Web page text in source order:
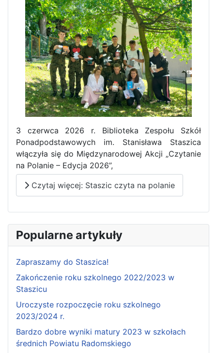
3 czerwca 2026 r. Biblioteka Zespołu Szkół
Ponadpodstawowych im. Stanisława Staszica
włączyła się do Międzynarodowej Akcji „Czytanie
na Polanie – Edycja 2026”,
Czytaj więcej: Staszic czyta na polanie
Popularne artykuły
Zapraszamy do Staszica!
Zakończenie roku szkolnego 2022/2023 w
Staszicu
Uroczyste rozpoczęcie roku szkolnego
2023/2024 r.
Bardzo dobre wyniki matury 2023 w szkołach
średnich Powiatu Radomskiego